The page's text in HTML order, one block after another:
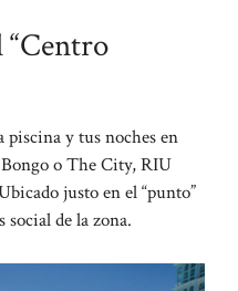
piscina y tus noches en
Bongo o The City, RIU
justo en el “punto”
social de la zona.